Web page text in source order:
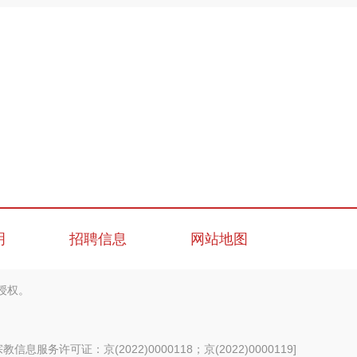
招聘信息 网站地图
。
教信息服务许可证：京(2022)0000118；京(2022)0000119]